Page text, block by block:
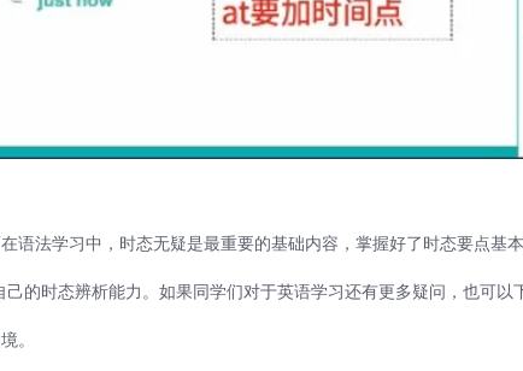
语法学习中，时态无疑是最重要的基础内容，掌握好了时态要点基
的时态辨析能力。如果同学们对于英语学习还有更多疑问，也可以
。